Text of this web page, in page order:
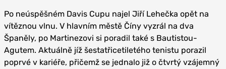
Po neúspěšném Davis Cupu najel Jiří Lehečka opět na
vítěznou vlnu. V hlavním městě Číny vyzrál na dva
Španěly, po Martinezovi si poradil také s Bautistou-
Agutem. Aktuálně jíž šestatřicetiletého tenistu porazil
poprvé v kariéře, přičemž se jednalo již o čtvrtý vzájemný